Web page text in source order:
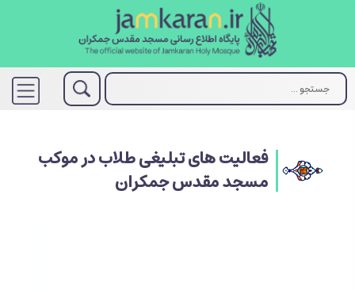
فعالیت های تبلیغی طلاب در موکب
مسجد مقدس جمکران